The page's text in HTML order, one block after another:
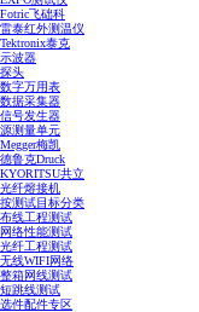
Fotric飞础科
雷泰红外测温仪
Tektronix泰克
示波器
探头
数字万用表
数据采集器
信号发生器
源测量单元
Megger梅凯
德鲁克Druck
KYORITSU共立
光纤熔接机
按测试目标分类
布线工程测试
网络性能测试
光纤工程测试
无线WIFI网络
整箱网线测试
短跳线测试
选件配件专区